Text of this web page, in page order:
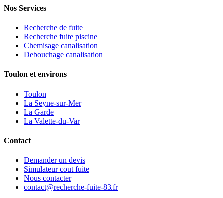
Nos Services
Recherche de fuite
Recherche fuite piscine
Chemisage canalisation
Debouchage canalisation
Toulon et environs
Toulon
La Seyne-sur-Mer
La Garde
La Valette-du-Var
Contact
Demander un devis
Simulateur cout fuite
Nous contacter
contact@recherche-fuite-83.fr